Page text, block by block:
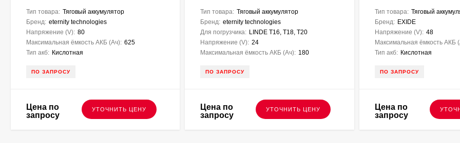
Тип товара: Тяговый аккумулятор
Бренд: eternity technologies
Напряжение (V): 80
Максимальная ёмкость АКБ (Ач): 625
Тип акб: Кислотная
ПО ЗАПРОСУ
Цена по
запросу
УТОЧНИТЬ ЦЕНУ
Тип товара: Тяговый аккумулятор
Бренд: eternity technologies
Для погрузчика: LINDE T16, T18, T20
Напряжение (V): 24
Максимальная ёмкость АКБ (Ач): 180
ПО ЗАПРОСУ
Цена по
запросу
УТОЧНИТЬ ЦЕНУ
Тип товара: Тяговый
Бренд: EXIDE
Напряжение (V): 48
Максимальная ёмкость АКБ
Тип акб: Кислотная
ПО ЗАПРОСУ
Цена по
запросу